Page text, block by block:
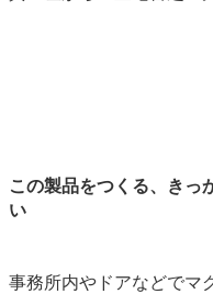
この製品をつくる、きっ
い
事務所内やドアなどでマ